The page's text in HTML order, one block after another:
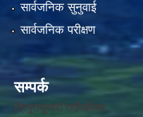
सार्वजनिक सुनुवाई
सार्वजनिक परीक्षण
सम्पर्क
त्रिपुरासुन्दरी गाउँपालिका ,